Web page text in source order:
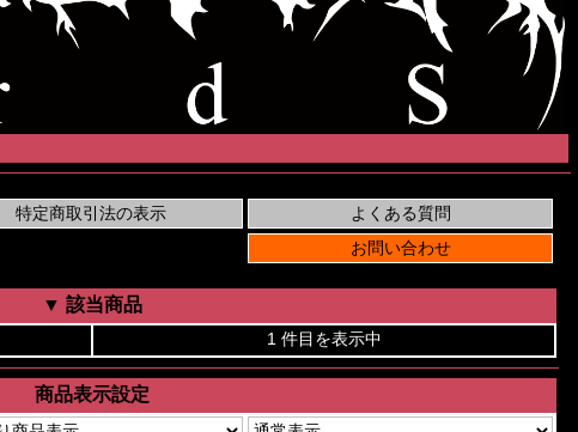
▼ 該当商品
1 件目を表示中
商品表示設定